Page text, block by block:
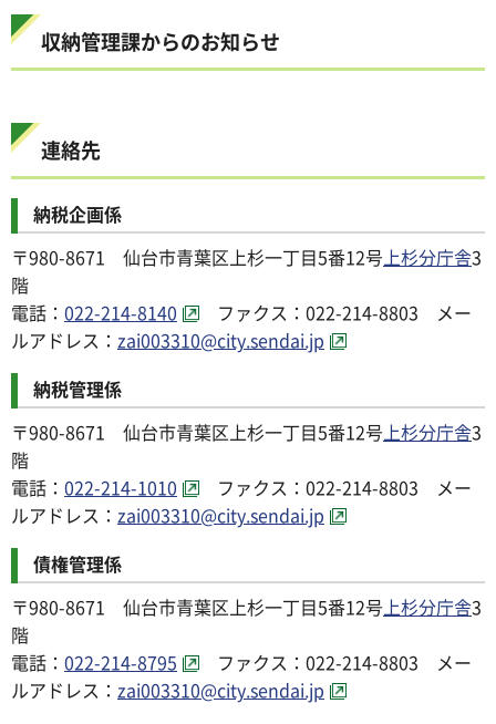
収納管理課からのお知らせ
連絡先
納税企画係
〒980-8671 仙台市青葉区上杉一丁目5番12号上杉分庁舎3
階
電話： 022-214-8140
ファクス：022-214-8803 メー
ルアドレス： zai003310@city.sendai.jp
納税管理係
〒980-8671 仙台市青葉区上杉一丁目5番12号上杉分庁舎3
階
電話： 022-214-1010
ファクス：022-214-8803 メー
ルアドレス： zai003310@city.sendai.jp
債権管理係
〒980-8671 仙台市青葉区上杉一丁目5番12号上杉分庁舎3
階
電話： 022-214-8795
ファクス：022-214-8803 メー
ルアドレス： zai003310@city.sendai.jp